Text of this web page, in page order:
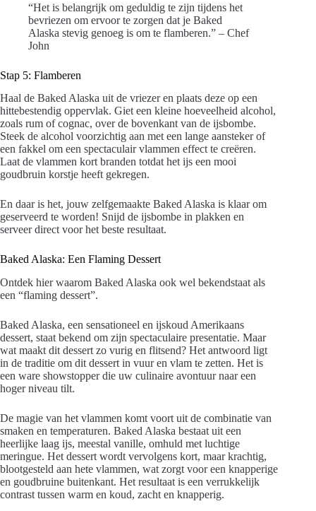
“Het is belangrijk om geduldig te zijn tijdens het
bevriezen om ervoor te zorgen dat je Baked
Alaska stevig genoeg is om te flamberen.” – Chef
John
Stap 5: Flamberen
Haal de Baked Alaska uit de vriezer en plaats deze op een
hittebestendig oppervlak. Giet een kleine hoeveelheid alcohol,
zoals rum of cognac, over de bovenkant van de ijsbombe.
Steek de alcohol voorzichtig aan met een lange aansteker of
een fakkel om een spectaculair vlammen effect te creëren.
Laat de vlammen kort branden totdat het ijs een mooi
goudbruin korstje heeft gekregen.
En daar is het, jouw zelfgemaakte Baked Alaska is klaar om
geserveerd te worden! Snijd de ijsbombe in plakken en
serveer direct voor het beste resultaat.
Baked Alaska: Een Flaming Dessert
Ontdek hier waarom Baked Alaska ook wel bekendstaat als
een “flaming dessert”.
Baked Alaska, een sensationeel en ijskoud Amerikaans
dessert, staat bekend om zijn spectaculaire presentatie. Maar
wat maakt dit dessert zo vurig en flitsend? Het antwoord ligt
in de traditie om dit dessert in vuur en vlam te zetten. Het is
een ware showstopper die uw culinaire avontuur naar een
hoger niveau tilt.
De magie van het vlammen komt voort uit de combinatie van
smaken en temperaturen. Baked Alaska bestaat uit een
heerlijke laag ijs, meestal vanille, omhuld met luchtige
meringue. Het dessert wordt vervolgens kort, maar krachtig,
blootgesteld aan hete vlammen, wat zorgt voor een knapperige
en goudbruine buitenkant. Het resultaat is een verrukkelijk
contrast tussen warm en koud, zacht en knapperig.